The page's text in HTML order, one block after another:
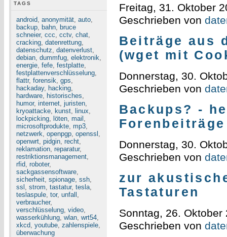
TAGS
android, anonymität, auto,
backup, bahn, bruce
schneier, ccc, cctv, chat,
cracking, datenrettung,
datenschutz, datenverlust,
debian, dummfug, elektronik,
energie, fefe, festplatte,
festplattenverschlüsselung,
flattr, forensik, gps,
hackaday, hacking,
hardware, historisches,
humor, internet, juristen,
kryoattacke, kunst, linux,
lockpicking, löten, mail ,
microsoftprodukte, mp3,
netzwerk, openpgp, openssl ,
openwrt, pidgin, recht,
reklamation, reparatur,
restriktionsmanagement,
rfid, roboter,
sackgassensoftware,
sicherheit, spionage, ssh,
ssl , strom, tastatur, tesla,
teslaspule, tor, unfall ,
verbraucher,
verschlüsselung, video,
wasserkühlung, wlan, wrt54,
xkcd, youtube, zahlenspiele,
überwachung
Freitag, 31. Oktober
Geschrieben von
Beiträge aus
(wget mit
Donnerstag, 30.
Geschrieben von
Backups? -
Forenbeiträge
Donnerstag, 30.
Geschrieben von
zur
Tastaturen
Sonntag, 26. Oktober
Geschrieben von